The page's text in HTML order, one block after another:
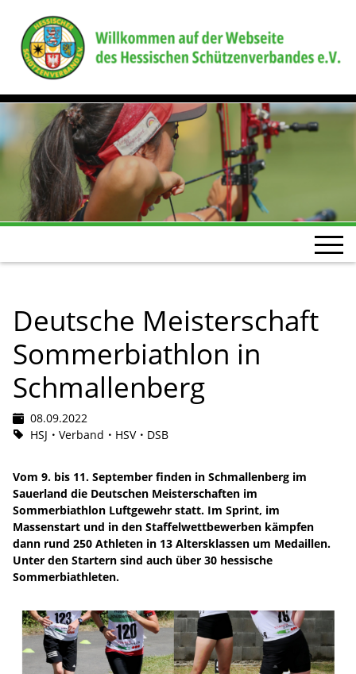
Deutsche Meisterschaft
Sommerbiathlon in
Schmallenberg
08.09.2022
HSJ
Verband HSV DSB
Vom 9. bis 11. September finden in Schmallenberg im
Sauerland die Deutschen Meisterschaften im
Sommerbiathlon Luftgewehr statt. Im Sprint, im
Massenstart und in den Staffelwettbewerben kämpfen
dann rund 250 Athleten in 13 Altersklassen um Medaillen.
Unter den Startern sind auch über 30 hessische
Sommerbiathleten.